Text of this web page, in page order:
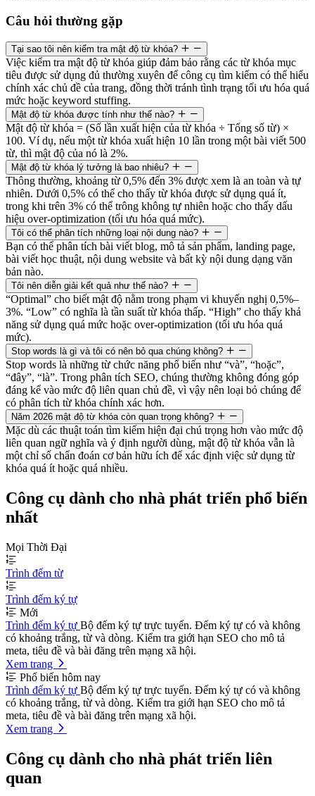
Câu hỏi thường gặp
Tại sao tôi nên kiểm tra mật độ từ khóa?
Việc kiểm tra mật độ từ khóa giúp đảm bảo rằng các từ khóa mục
tiêu được sử dụng đủ thường xuyên để công cụ tìm kiếm có thể hiểu
chính xác chủ đề của trang, đồng thời tránh tình trạng tối ưu hóa quá
mức hoặc keyword stuffing.
Mật độ từ khóa được tính như thế nào?
Mật độ từ khóa = (Số lần xuất hiện của từ khóa ÷ Tổng số từ) ×
100. Ví dụ, nếu một từ khóa xuất hiện 10 lần trong một bài viết 500
từ, thì mật độ của nó là 2%.
Mật độ từ khóa lý tưởng là bao nhiêu?
Thông thường, khoảng từ 0,5% đến 3% được xem là an toàn và tự
nhiên. Dưới 0,5% có thể cho thấy từ khóa được sử dụng quá ít,
trong khi trên 3% có thể trông không tự nhiên hoặc cho thấy dấu
hiệu over-optimization (tối ưu hóa quá mức).
Tôi có thể phân tích những loại nội dung nào?
Bạn có thể phân tích bài viết blog, mô tả sản phẩm, landing page,
bài viết học thuật, nội dung website và bất kỳ nội dung dạng văn
bản nào.
Tôi nên diễn giải kết quả như thế nào?
“Optimal” cho biết mật độ nằm trong phạm vi khuyến nghị 0,5%–
3%. “Low” có nghĩa là tần suất từ khóa thấp. “High” cho thấy khả
năng sử dụng quá mức hoặc over-optimization (tối ưu hóa quá
mức).
Stop words là gì và tôi có nên bỏ qua chúng không?
Stop words là những từ chức năng phổ biến như “và”, “hoặc”,
“đây”, “là”. Trong phân tích SEO, chúng thường không đóng góp
đáng kể vào mức độ liên quan chủ đề, vì vậy nên loại bỏ chúng để
có phân tích từ khóa chính xác hơn.
Năm 2026 mật độ từ khóa còn quan trọng không?
Mặc dù các thuật toán tìm kiếm hiện đại chú trọng hơn vào mức độ
liên quan ngữ nghĩa và ý định người dùng, mật độ từ khóa vẫn là
một chỉ số chẩn đoán cơ bản hữu ích để xác định việc sử dụng từ
khóa quá ít hoặc quá nhiều.
Công cụ dành cho nhà phát triển phổ biến
nhất
Mọi Thời Đại
Trình đếm từ
Trình đếm ký tự
Mới
Trình đếm ký tự Bộ đếm ký tự trực tuyến. Đếm ký tự có và không
có khoảng trắng, từ và dòng. Kiểm tra giới hạn SEO cho mô tả
meta, tiêu đề và bài đăng trên mạng xã hội.
Xem trang
Phổ biến hôm nay
Trình đếm ký tự Bộ đếm ký tự trực tuyến. Đếm ký tự có và không
có khoảng trắng, từ và dòng. Kiểm tra giới hạn SEO cho mô tả
meta, tiêu đề và bài đăng trên mạng xã hội.
Xem trang
Công cụ dành cho nhà phát triển liên
quan